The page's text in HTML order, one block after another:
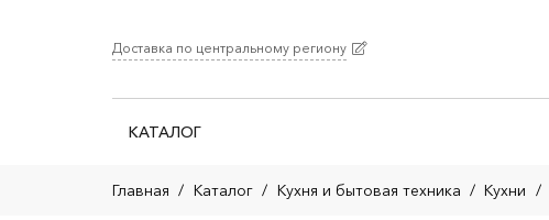
Доставка по центральному региону
КАТАЛОГ
Главная / Каталог / Кухня и бытовая техника / Кухни /